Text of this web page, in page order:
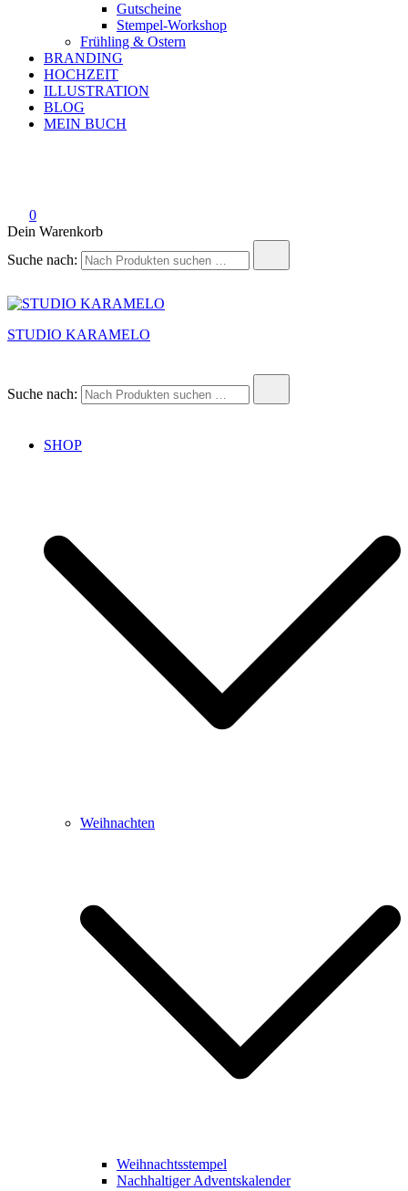
Gutscheine
Stempel-Workshop
Frühling & Ostern
BRANDING
HOCHZEIT
ILLUSTRATION
BLOG
MEIN BUCH
0
Dein Warenkorb
Suche nach:
STUDIO KARAMELO
Suche nach:
SHOP
Weihnachten
Weihnachtsstempel
Nachhaltiger Adventskalender